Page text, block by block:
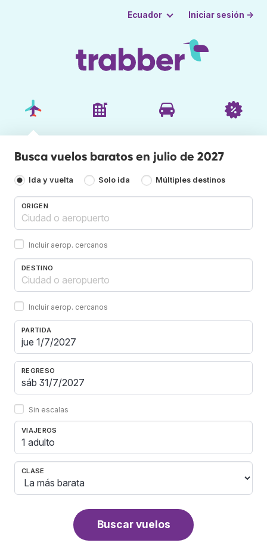
Ecuador Iniciar sesión →
Busca vuelos baratos en julio de 2027
Ida y vuelta Solo ida Múltiples destinos
ORIGEN
Incluir aerop. cercanos
DESTINO
Incluir aerop. cercanos
PARTIDA
REGRESO
Sin escalas
VIAJEROS
1 adulto
CLASE
Buscar vuelos